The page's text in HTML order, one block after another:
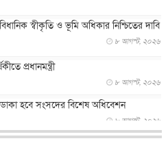
স্বীকৃতি ও ভূমি অধিকার নিশ্চিতের দাবি
৮ আগস্ট, ২০২৬
প্রধানমন্ত্রী
৮ আগস্ট, ২০২৬
: ডাকা হবে সংসদের বিশেষ অধিবেশন
৮ আগস্ট, ২০২৬
খুদে শিল্পী অনুশ্রী রায়ের স্বপ...